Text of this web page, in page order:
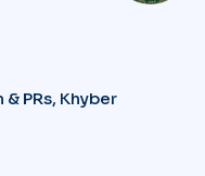
PRs, Khyber